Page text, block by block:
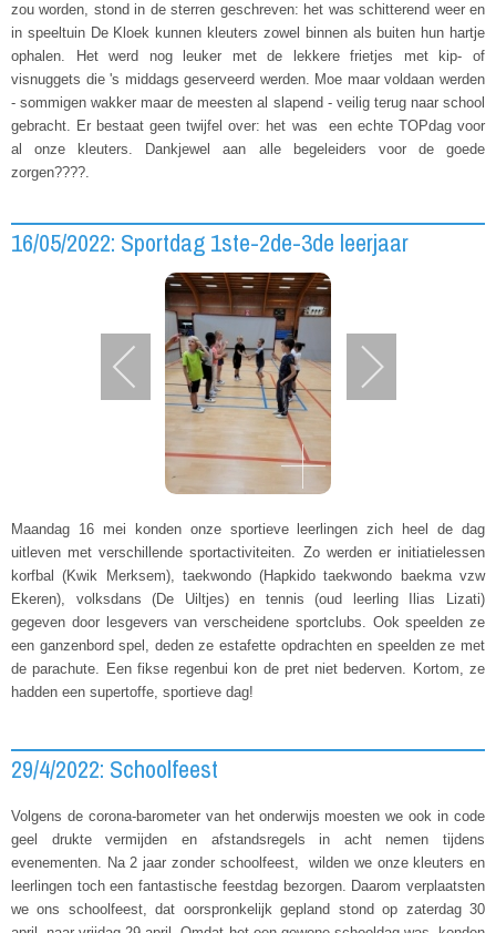
zou worden, stond in de sterren geschreven: het was schitterend weer en
in speeltuin De Kloek kunnen kleuters zowel binnen als buiten hun hartje
ophalen. Het werd nog leuker met de lekkere frietjes met kip- of
visnuggets die 's middags geserveerd werden. Moe maar voldaan werden
- sommigen wakker maar de meesten al slapend - veilig terug naar school
gebracht. Er bestaat geen twijfel over: het was een echte TOPdag voor
al onze kleuters. Dankjewel aan alle begeleiders voor de goede
zorgen????.
16/05/2022: Sportdag 1ste-2de-3de leerjaar
Maandag 16 mei konden onze sportieve leerlingen zich heel de dag
uitleven met verschillende sportactiviteiten. Zo werden er initiatielessen
korfbal (Kwik Merksem), taekwondo (Hapkido taekwondo baekma vzw
Ekeren), volksdans (De Uiltjes) en tennis (oud leerling Ilias Lizati)
gegeven door lesgevers van verscheidene sportclubs. Ook speelden ze
een ganzenbord spel, deden ze estafette opdrachten en speelden ze met
de parachute. Een fikse regenbui kon de pret niet bederven. Kortom, ze
hadden een supertoffe, sportieve dag!
29/4/2022: Schoolfeest
Volgens de corona-barometer van het onderwijs moesten we ook in code
geel drukte vermijden en afstandsregels in acht nemen tijdens
evenementen. Na 2 jaar zonder schoolfeest, wilden we onze kleuters en
leerlingen toch een fantastische feestdag bezorgen. Daarom verplaatsten
we ons schoolfeest, dat oorspronkelijk gepland stond op zaterdag 30